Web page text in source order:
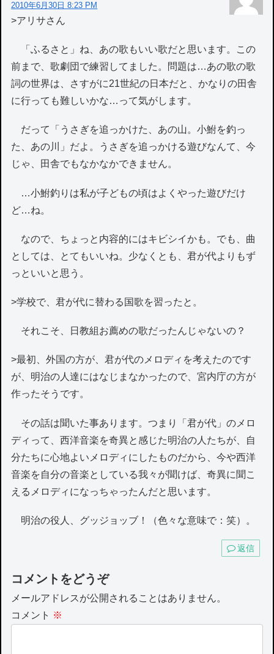
2010年6月30日 8:23 PM
>アリサさん
「ふるさと」ね、あの歌もいい歌だと思います。この
前まで、歌劇団で練習してました。問題は…あの歌の歌
詞の世界は、さすがに21世紀の日本だと、かなりの田舎
に行っても難しいかな…って気がします。
だって「うさぎを追っかけた、あの山。小鮒を釣っ
た、あの川」だよ。うさぎを追っかける遊びなんて、今
じゃ、田舎でもなかなかできません。
…小鮒釣りは私が子どもの頃はよくやった遊びだけ
ど…ね。
なので、ちょっと内容的にはキビシイかも。でも、曲
としては、とてもいいね。少なくとも、君が代よりもず
っといいと思う。
>学校で、君が代に替わる国歌を習ったと。
それこそ、日教組お薦めの歌だったんじゃないの？
>最初、外国の方が、君が代のメロディを考えたのです
が、明治の人達にはなじまなかったので、宮内庁の方が
作ったそうです。
その話は聞いた事あります。つまり「君が代」のメロ
ディって、西洋音楽を奇異と感じた明治の人たちが、自
分たちに心地よいメロディにしたものだから、今や西洋
音楽を自分の音楽としている我々が聞けば、奇異に聞こ
えるメロディになっちゃったんだと思います。
明治の役人、グッジョッブ！（色々な意味で：笑）。
返信
コメントをどうぞ
メールアドレスが公開されることはありません。
コメント ※